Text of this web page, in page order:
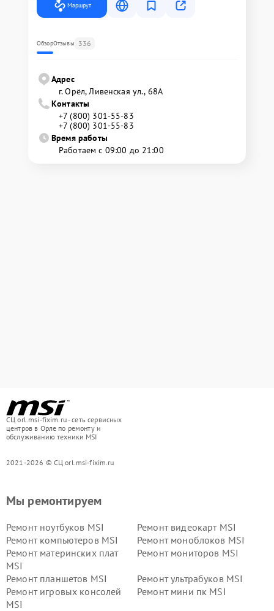
Маршрут
ОбзорОтзывы 336
Адрес
г. Орёл, Ливенская ул., 68А
Контакты
+7 (800) 301-55-83
+7 (800) 301-55-83
Время работы
Работаем с 09:00 до 21:00
СЦ orl.msi-fixim.ru - сеть сервисных
центров в Орле по ремонту и
обслуживанию техники MSI
2021-2026 © СЦ orl.msi-fixim.ru
Мы ремонтируем
Ремонт ноутбуков MSI
Ремонт видеокарт MSI
Ремонт компьютеров MSI
Ремонт моноблоков MSI
Ремонт материнских плат
MSI
Ремонт мониторов MSI
Ремонт планшетов MSI
Ремонт ультрабуков MSI
Ремонт игровых консолей
MSI
Ремонт мини пк MSI